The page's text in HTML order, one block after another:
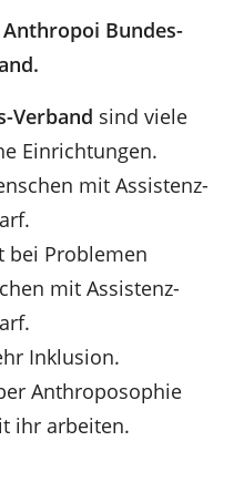
Anthropoi Bundes-
Verband sind viele
Einrichtungen.
mit Assistenz-
bei Problemen
mit Assistenz-
Inklusion.
Anthroposophie
ihr arbeiten.